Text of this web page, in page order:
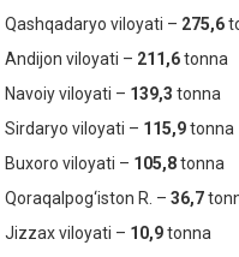
Qashqadaryo viloyati – 275,6
Andijon viloyati – 211,6tonna
Navoiy viloyati – 139,3 tonna
Sirdaryo viloyati – 115,9tonna
Buxoro viloyati – 105,8tonna
Qoraqalpog‘iston R. – 36,7
Jizzax viloyati – 10,9tonna